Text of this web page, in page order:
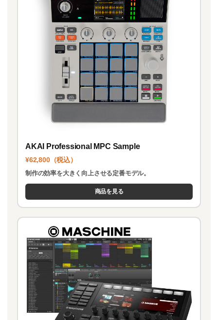
AKAI Professional MPC Sample
¥62,800（税込）
制作の効率を大きく向上させる定番モデル。
商品を見る